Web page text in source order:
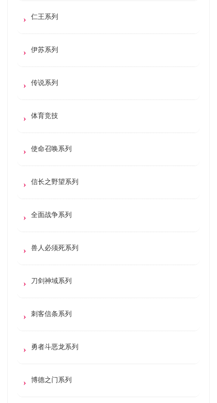
仁王系列
伊苏系列
传说系列
体育竞技
使命召唤系列
信长之野望系列
全面战争系列
兽人必须死系列
刀剑神域系列
刺客信条系列
勇者斗恶龙系列
博德之门系列